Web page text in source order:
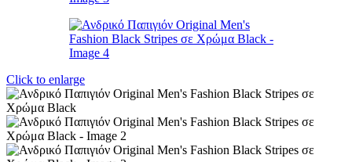
Click to enlarge